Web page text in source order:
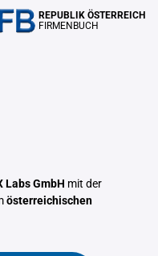
REPUBLIK ÖSTERREICH
FIRMENBUCH
Labs GmbH mit der
österreichischen